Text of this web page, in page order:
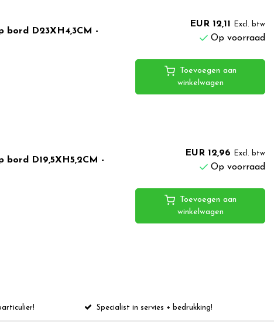
bord D23XH4,3CM -
EUR 12,11 Excl. btw
Op voorraad
Toevoegen aan
winkelwagen
bord D19,5XH5,2CM -
EUR 12,96 Excl. btw
Op voorraad
Toevoegen aan
winkelwagen
Specialist in servies + bedrukking!